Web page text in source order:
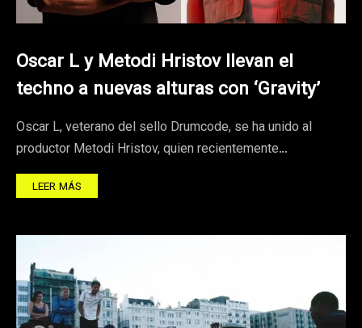
Oscar L y Metodi Hristov llevan el
techno a nuevas alturas con ‘Gravity’
Oscar L, veterano del sello Drumcode, se ha unido al
productor Metodi Hristov, quien recientemente…
LEER MÁS